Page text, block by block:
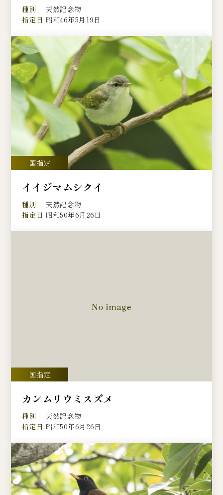
種別
天然記念物
指定日 昭和46年5月19日
イイジマムシクイ
種別
天然記念物
指定日 昭和50年6月26日
カンムリウミスズメ
種別
天然記念物
指定日 昭和50年6月26日